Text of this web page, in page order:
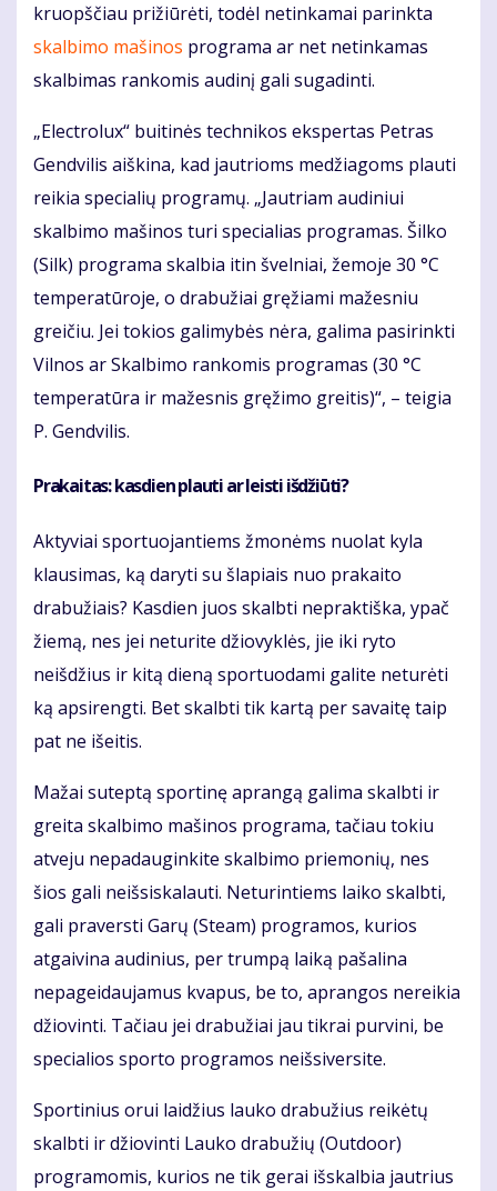
kruopščiau prižiūrėti, todėl netinkamai parinkta
skalbimo mašinos programa ar net netinkamas
skalbimas rankomis audinį gali sugadinti.
„Electrolux“ buitinės technikos ekspertas Petras
Gendvilis aiškina, kad jautrioms medžiagoms plauti
reikia specialių programų. „Jautriam audiniui
skalbimo mašinos turi specialias programas. Šilko
(Silk) programa skalbia itin švelniai, žemoje 30 °C
temperatūroje, o drabužiai gręžiami mažesniu
greičiu. Jei tokios galimybės nėra, galima pasirinkti
Vilnos ar Skalbimo rankomis programas (30 °C
temperatūra ir mažesnis gręžimo greitis)“, – teigia
P. Gendvilis.
Prakaitas: kasdien plauti ar leisti išdžiūti?
Aktyviai sportuojantiems žmonėms nuolat kyla
klausimas, ką daryti su šlapiais nuo prakaito
drabužiais? Kasdien juos skalbti nepraktiška, ypač
žiemą, nes jei neturite džiovyklės, jie iki ryto
neišdžius ir kitą dieną sportuodami galite neturėti
ką apsirengti. Bet skalbti tik kartą per savaitę taip
pat ne išeitis.
Mažai suteptą sportinę aprangą galima skalbti ir
greita skalbimo mašinos programa, tačiau tokiu
atveju nepadauginkite skalbimo priemonių, nes
šios gali neišsiskalauti. Neturintiems laiko skalbti,
gali praversti Garų (Steam) programos, kurios
atgaivina audinius, per trumpą laiką pašalina
nepageidaujamus kvapus, be to, aprangos nereikia
džiovinti. Tačiau jei drabužiai jau tikrai purvini, be
specialios sporto programos neišsiversite.
Sportinius orui laidžius lauko drabužius reikėtų
skalbti ir džiovinti Lauko drabužių (Outdoor)
programomis, kurios ne tik gerai išskalbia jautrius